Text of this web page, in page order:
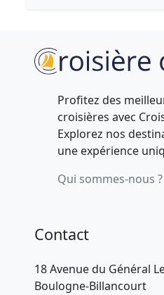
Profitez des
croisières avec
Explorez nos
une expérience
Qui sommes-nous ?
Contact
18 Avenue du Général
Boulogne-Billancourt